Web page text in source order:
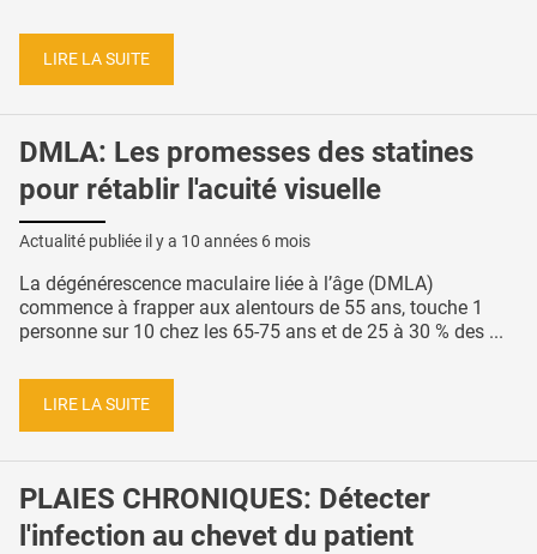
LIRE LA SUITE
DMLA: Les promesses des statines
pour rétablir l'acuité visuelle
Actualité publiée il y a 10 années 6 mois
La dégénérescence maculaire liée à l’âge (DMLA)
commence à frapper aux alentours de 55 ans, touche 1
personne sur 10 chez les 65-75 ans et de 25 à 30 % des ...
LIRE LA SUITE
PLAIES CHRONIQUES: Détecter
l'infection au chevet du patient